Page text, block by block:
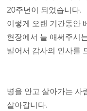
20주년이 되었습니다.
이렇게 오랜 기간동안
현장에서 늘 애써주시
빌어서 감사의 인사를
병을 안고 살아가는 사
살아갑니다.